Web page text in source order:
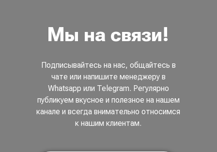
Мы на связи!
Подписывайтесь на нас, общайтесь в
чате или напишите менеджеру в
Whatsapp или Telegram. Регулярно
публикуем вкусное и полезное на нашем
канале и всегда внимательно относимся
к нашим клиентам.